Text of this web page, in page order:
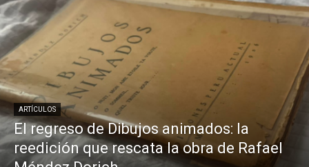
ARTÍCULOS
El regreso de Dibujos animados: la
reedición que rescata la obra de Rafael